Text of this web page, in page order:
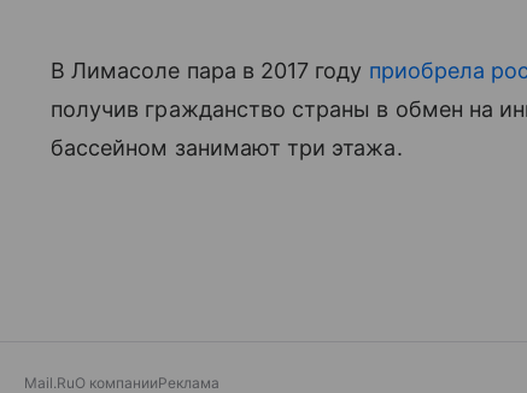
В Лимасоле пара в 2017 году приобрела
получив гражданство страны в обмен на
бассейном занимают три этажа.
Mail.RuО компанииРеклама